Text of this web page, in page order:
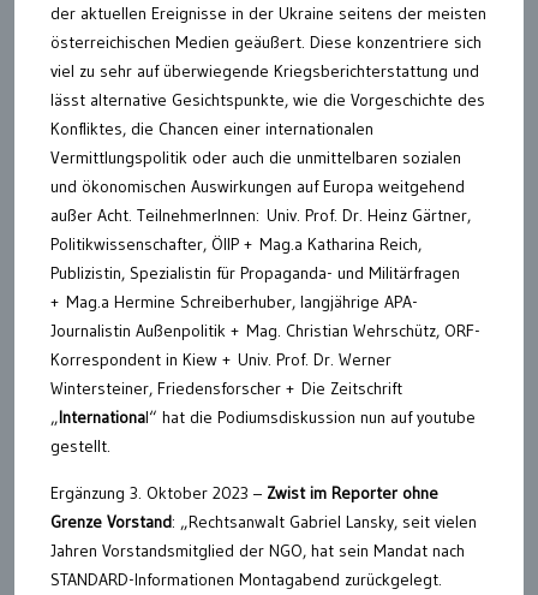
der aktuellen Ereignisse in der Ukraine seitens der meisten
österreichischen Medien geäußert. Diese konzentriere sich
viel zu sehr auf überwiegende Kriegsberichterstattung und
lässt alternative Gesichtspunkte, wie die Vorgeschichte des
Konfliktes, die Chancen einer internationalen
Vermittlungspolitik oder auch die unmittelbaren sozialen
und ökonomischen Auswirkungen auf Europa weitgehend
außer Acht. TeilnehmerInnen: Univ. Prof. Dr. Heinz Gärtner,
Politikwissenschafter, ÖIIP + Mag.a Katharina Reich,
Publizistin, Spezialistin für Propaganda- und Militärfragen
+ Mag.a Hermine Schreiberhuber, langjährige APA-
Journalistin Außenpolitik + Mag. Christian Wehrschütz, ORF-
Korrespondent in Kiew + Univ. Prof. Dr. Werner
Wintersteiner, Friedensforscher + Die Zeitschrift
„International“ hat die Podiumsdiskussion nun auf youtube
gestellt.
Ergänzung 3. Oktober 2023 – Zwist im Reporter ohne
Grenze Vorstand: „Rechtsanwalt Gabriel Lansky, seit vielen
Jahren Vorstandsmitglied der NGO, hat sein Mandat nach
STANDARD-Informationen Montagabend zurückgelegt.